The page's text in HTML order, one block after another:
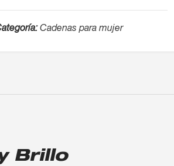
Cadenas para mujer
Brillo